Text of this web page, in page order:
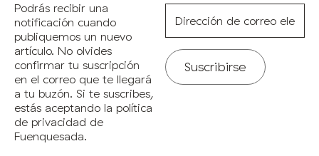
Podrás recibir una
notificación cuando
publiquemos un nuevo
artículo. No olvides
confirmar tu suscripción
en el correo que te llegará
a tu buzón. Si te suscribes,
estás aceptando la política
de privacidad de
Fuenquesada.